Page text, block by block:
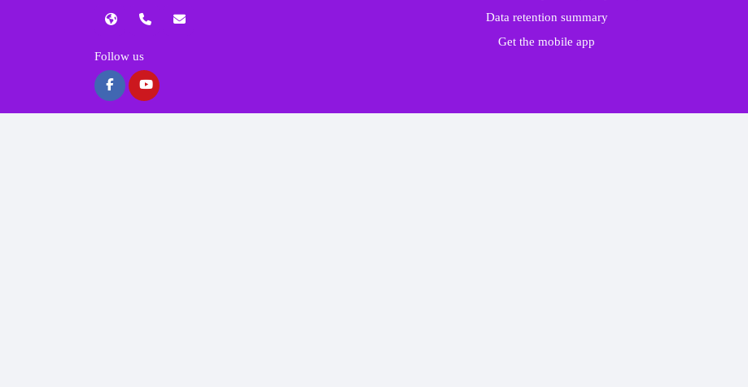
Follow us
Data retention summary
Get the mobile app